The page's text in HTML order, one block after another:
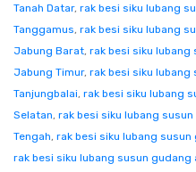
Tanah Datar, rak besi siku lubang
Tanggamus, rak besi siku lubang
Jabung Barat, rak besi siku lubang
Jabung Timur, rak besi siku
Tanjungbalai, rak besi siku lubang
Selatan, rak besi siku lubang
Tengah, rak besi siku lubang
rak besi siku lubang susun gudang